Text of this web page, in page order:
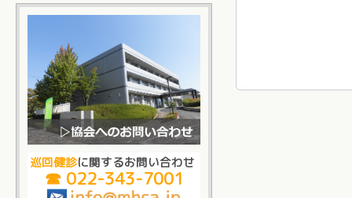
巡回健診に関するお問い合わせ
☎ 022-343-7001